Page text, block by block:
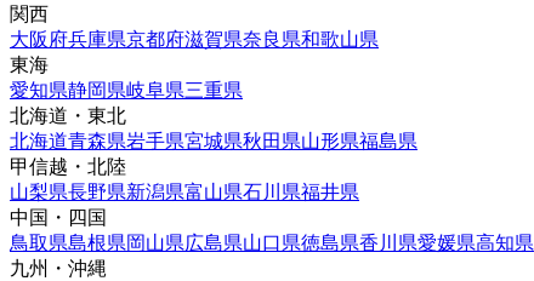
関西
大阪府兵庫県京都府滋賀県奈良県和歌山県
東海
愛知県静岡県岐阜県三重県
北海道・東北
北海道青森県岩手県宮城県秋田県山形県福島県
甲信越・北陸
山梨県長野県新潟県富山県石川県福井県
中国・四国
鳥取県島根県岡山県広島県山口県徳島県香川県愛媛県高知県
九州・沖縄